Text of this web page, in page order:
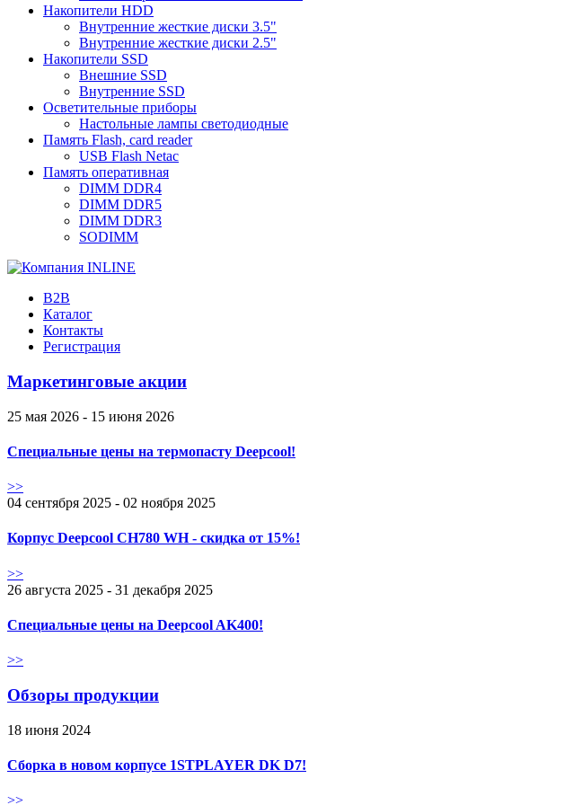
Накопители HDD
Внутренние жесткие диски 3.5"
Внутренние жесткие диски 2.5"
Накопители SSD
Внешние SSD
Внутренние SSD
Осветительные приборы
Настольные лампы светодиодные
Память Flash, card reader
USB Flash Netac
Память оперативная
DIMM DDR4
DIMM DDR5
DIMM DDR3
SODIMM
B2B
Каталог
Контакты
Регистрация
Маркетинговые акции
25 мая 2026 - 15 июня 2026
Специальные цены на термопасту Deepcool!
>>
04 сентября 2025 - 02 ноября 2025
Корпус Deepcool CH780 WH - скидка от 15%!
>>
26 августа 2025 - 31 декабря 2025
Специальные цены на Deepcool AK400!
>>
Обзоры продукции
18 июня 2024
Сборка в новом корпусе 1STPLAYER DK D7!
>>